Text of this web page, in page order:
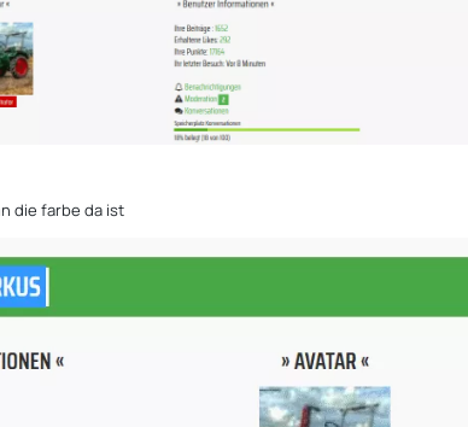
die farbe da ist